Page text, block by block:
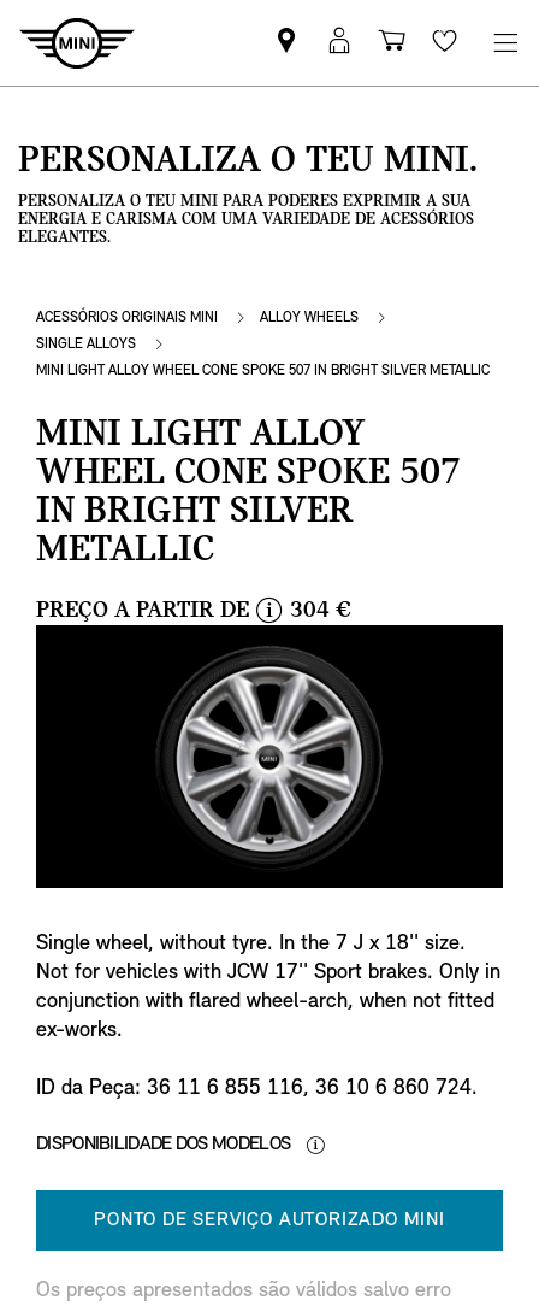
Pesquisar
parceiro
Iniciar
sessão
Carrinho
de
Wishlist
PERSONALIZA O TEU MINI.
PERSONALIZA O TEU MINI PARA PODERES EXPRIMIR A SUA
ENERGIA E CARISMA COM UMA VARIEDADE DE ACESSÓRIOS
ELEGANTES.
ACESSÓRIOS ORIGINAIS MINI
ALLOY WHEELS
SINGLE ALLOYS
MINI LIGHT ALLOY WHEEL CONE SPOKE 507 IN BRIGHT SILVER METALLIC
MINI LIGHT ALLOY
WHEEL CONE SPOKE 507
IN BRIGHT SILVER
METALLIC
PREÇO A PARTIR DE
n
f
o
304 €
Single wheel, without tyre. In the 7 J x 18'' size.
Not for vehicles with JCW 17'' Sport brakes. Only in
conjunction with flared wheel-arch, when not fitted
ex-works.
ID da Peça: 36 11 6 855 116, 36 10 6 860 724.
DISPONIBILIDADE DOS MODELOS
PONTO DE SERVIÇO AUTORIZADO MINI
Os preços apresentados são válidos salvo erro